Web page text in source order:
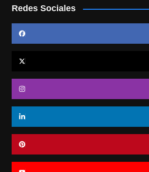
Redes Sociales